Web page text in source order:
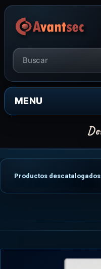
MENU
Productos descatalogados